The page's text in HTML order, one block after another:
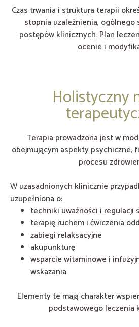
Czas trwania i struktura terapii
stopnia uzależnienia, ogólnego
postępów klinicznych. Plan
ocenie i
Holistyczny
Terapia prowadzona jest w
obejmującym aspekty psychiczne,
procesu
W uzasadnionych klinicznie
uzupełniona o:
techniki uważności i regulacji
terapię ruchem i ćwiczenia
zabiegi relaksacyjne
akupunkturę
wsparcie witaminowe i
wskazania
Elementy te mają charakter
podstawowego leczenia